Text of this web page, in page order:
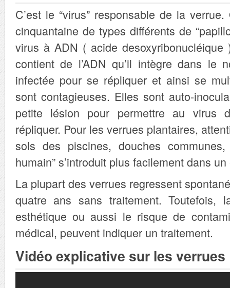
C’est le “virus” responsable de la
cinquantaine de types différents de
virus à ADN ( acide desoxyribonucléique
contient de l’ADN qu’il intègre dans le
infectée pour se répliquer et ainsi se
sont contagieuses. Elles sont auto-
petite lésion pour permettre au virus
répliquer. Pour les verrues plantaires,
sols des piscines, douches communes,
humain” s’introduit plus facilement dans
La plupart des verrues regressent
quatre ans sans traitement. Toutefois,
esthétique ou aussi le risque de
médical, peuvent indiquer un traitement.
Vidéo explicative sur les verrues